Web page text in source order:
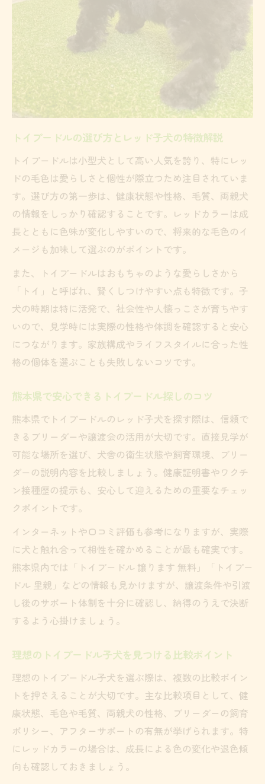
トイプードル選びで確認すべき保証内容
レッド子犬の血統や性格のチェック方法
トイプードルの見学時に注目したい点
安心できるトイプードルブリーダーの特徴
レッド毛色の魅力が光る子犬選びの極意
トイプードルレッド毛色の人気ポイント解
説
トイプードル子犬の見た目と実際の性格比
較
理想のトイプードルレッド子犬の選び方の
コツ
トイプードルレッドの健康維持のポイント
見学から引渡しまで失敗しないチェック術
トイプードル見学時に確認すべきポイント
トイプードル子犬引渡し前後の注意事項
トイプードルのブリーダー対応を見極める
コツ
トイプードルのレッド子犬を迎える流れ解
失敗しないトイプードル引渡しのポイント
初めてでも安心なトイプードル選びの秘訣
初心者が失敗しないトイプードル選びの基
礎
トイプードル選びで役立つ比較チェックリ
スト
初めての方におすすめのトイプードル情報
トイプードルの選び方とレッド子犬の特徴解説
トイプードルは小型犬として高い人気を誇り、特にレッ
ドの毛色は愛らしさと個性が際立つため注目されていま
す。選び方の第一歩は、健康状態や性格、毛質、両親犬
の情報をしっかり確認することです。レッドカラーは成
長とともに色味が変化しやすいので、将来的な毛色のイ
メージも加味して選ぶのがポイントです。
また、トイプードルはおもちゃのような愛らしさから
「トイ」と呼ばれ、賢くしつけやすい点も特徴です。子
犬の時期は特に活発で、社会性や人懐っこさが育ちやす
いので、見学時には実際の性格や体調を確認すると安心
につながります。家族構成やライフスタイルに合った性
格の個体を選ぶことも失敗しないコツです。
熊本県で安心できるトイプードル探しのコツ
熊本県でトイプードルのレッド子犬を探す際は、信頼で
きるブリーダーや譲渡会の活用が大切です。直接見学が
可能な場所を選び、犬舎の衛生状態や飼育環境、ブリー
ダーの説明内容を比較しましょう。健康証明書やワクチ
ン接種歴の提示も、安心して迎えるための重要なチェッ
クポイントです。
インターネットや口コミ評価も参考になりますが、実際
に犬と触れ合って相性を確かめることが最も確実です。
熊本県内では「トイプードル 譲ります 無料」「トイプー
ドル 里親」などの情報も見かけますが、譲渡条件や引渡
し後のサポート体制を十分に確認し、納得のうえで決断
するよう心掛けましょう。
理想のトイプードル子犬を見つける比較ポイント
理想のトイプードル子犬を選ぶ際は、複数の比較ポイン
トを押さえることが大切です。主な比較項目として、健
康状態、毛色や毛質、両親犬の性格、ブリーダーの飼育
ポリシー、アフターサポートの有無が挙げられます。特
にレッドカラーの場合は、成長による色の変化や退色傾
向も確認しておきましょう。